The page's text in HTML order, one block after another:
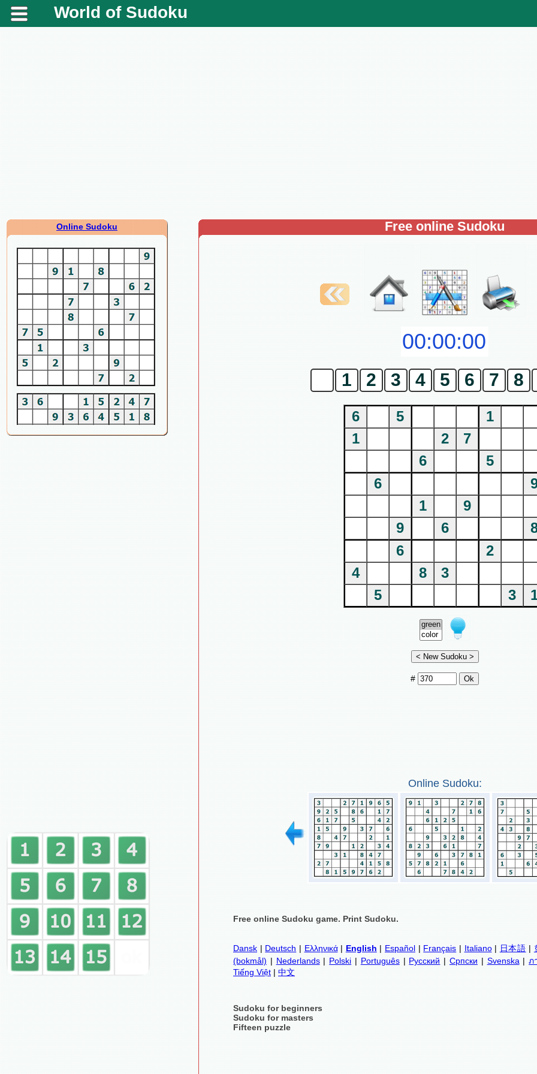
World of Sudoku
Online Sudoku Free online Sudoku
1 2 3 4 5 6 7 8
6 5
1
1
2
7
6
5
6
1
9
9
6
6
2
4
8
3
5
3
#
Online Sudoku:
Free online Sudoku game. Print Sudoku.
Dansk | Deutsch | Ελληνικά| English | Español | Français | Italiano| 日本語 |
(bokmål) | Nederlands| Polski | Português| Русский | Српски | Svenska |ภ
Tiếng Việt | 中文
Sudoku for beginners
Sudoku for masters
Fifteen puzzle